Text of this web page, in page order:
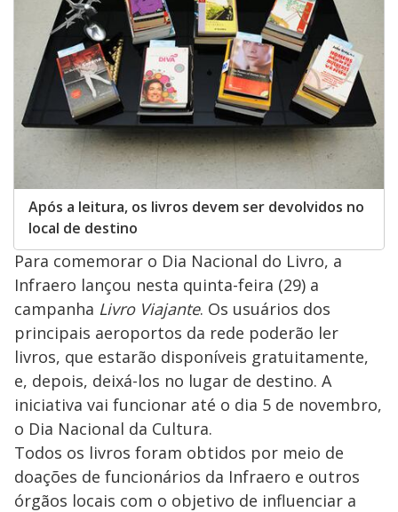
Após a leitura, os livros devem ser devolvidos no
local de destino
Para comemorar o Dia Nacional do Livro, a
Infraero lançou nesta quinta-feira (29) a
campanha Livro Viajante. Os usuários dos
principais aeroportos da rede poderão ler
livros, que estarão disponíveis gratuitamente,
e, depois, deixá-los no lugar de destino. A
iniciativa vai funcionar até o dia 5 de novembro,
o Dia Nacional da Cultura.
Todos os livros foram obtidos por meio de
doações de funcionários da Infraero e outros
órgãos locais com o objetivo de influenciar a